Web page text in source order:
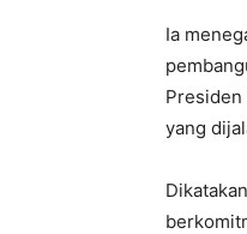
Ia
Presiden
yang